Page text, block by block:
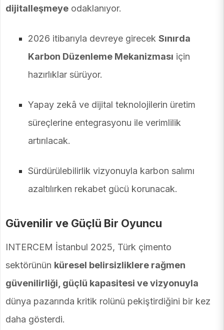
dijitalleşmeye odaklanıyor.
2026 itibarıyla devreye girecek Sınırda
Karbon Düzenleme Mekanizması için
hazırlıklar sürüyor.
Yapay zekâ ve dijital teknolojilerin üretim
süreçlerine entegrasyonu ile verimlilik
artırılacak.
Sürdürülebilirlik vizyonuyla karbon salımı
azaltılırken rekabet gücü korunacak.
Güvenilir ve Güçlü Bir Oyuncu
INTERCEM İstanbul 2025, Türk çimento
sektörünün küresel belirsizliklere rağmen
güvenilirliği, güçlü kapasitesi ve vizyonuyla
dünya pazarında kritik rolünü pekiştirdiğini bir kez
daha gösterdi.